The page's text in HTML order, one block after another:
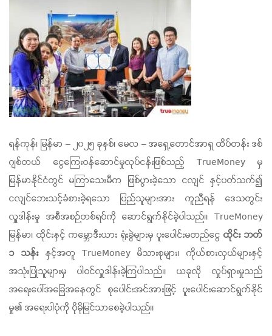
ရန်ကုန်၊ မြန်မာ – ၂၀၂၅ ခုနှစ်၊ မေလ – အရှေ့တောင်အာရှ ထိပ်တန်း ဒစ်
ဂျစ်တယ် ငွေကြေးဝန်ဆောင်မှုလုပ်ငန်းဖြစ်သည့် TrueMoney မှ
မြန်မာနိုင်ငံတွင် မကြာသေးမီက ဖြစ်ပွားခဲ့သော ငလျင် နှင့်ပတ်သက်၍
ငလျင်ဘေးသင့်ခံစားခဲ့ရသော ပြည်သူများအား ကူညီရန် ဒေသတွင်း
လှူဒါန်းမှု အစီအစဉ်တစ်ရပ်ကို ဆောင်ရွက်နိုင်ခဲ့ပါသည်။ TrueMoney
မြန်မာ၊ ထိုင်းနှင့် ကမ္ဘောဒီးယား ရုံးခွဲများမှ ပူးပေါင်းမတည်ငွေ ထိုင်း ဘတ်
၁ သန်းနှင့်အတူ TrueMoney မိသားစုများ၊ ကိုယ်စားလှယ်များနှင့်
အသုံးပြုသူများမှ ပါဝင်လှူဒါန်းခဲ့ကြပါသည်။ ယခုလို လှုပ်ရှားမှုသည်
အရေးပေါ်အခြေအနေတွင် စုပေါင်းအင်အားဖြင့် ပူးပေါင်းဆောင်ရွက်နိုင်
မှု၏ အရေးပါပုံကို ပိုမိုမြင်သာစေခဲ့ပါသည်။